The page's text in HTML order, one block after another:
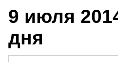
9 июля
дня